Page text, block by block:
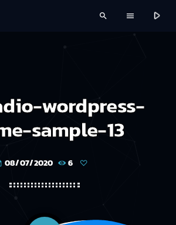
search menu play_arrow
wordpress-
sample-13
08/07/2020 6